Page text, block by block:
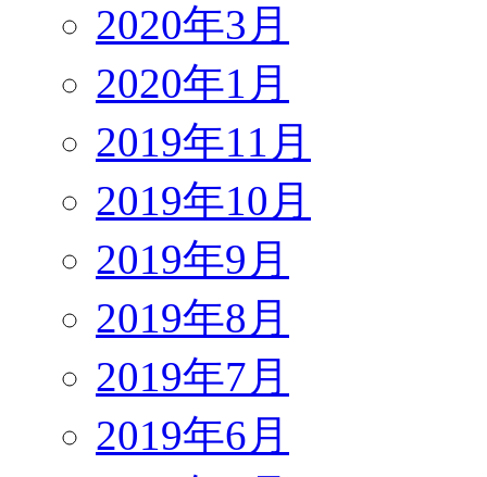
2020年3月
2020年1月
2019年11月
2019年10月
2019年9月
2019年8月
2019年7月
2019年6月